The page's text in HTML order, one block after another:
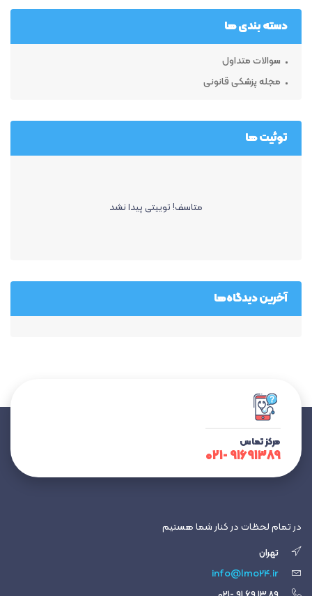
دسته بندی ها
سوالات متداول
مجله پزشکی قانونی
توئیت ها
متاسف! توییتی پیدا نشد
آخرین دیدگاه‌ها
مرکز تماس
۹۱۶۹۱۳۸۹ -۰۲۱
در تمام لحظات در کنار شما هستیم
تهران